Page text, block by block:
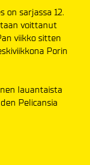
on sarjassa 12.
voittanut
viikko sitten
Porin
lauantaista
Pelicansia